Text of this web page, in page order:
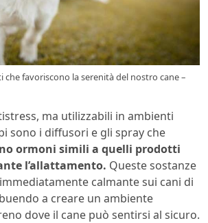
favoriscono la serenità del nostro cane –
ma utilizzabili in ambienti
sono i diffusori e gli spray che
ormoni simili a quelli prodotti
l’allattamento. Queste sostanze
calmante sui cani di
a creare un ambiente
dove il cane può sentirsi al sicuro.